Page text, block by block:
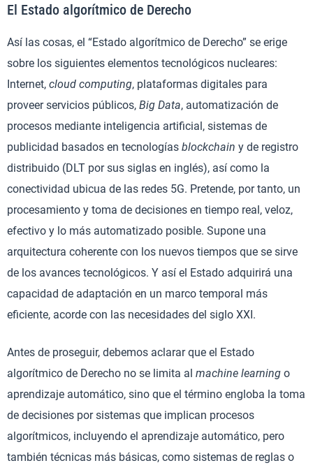
El Estado algorítmico de Derecho
Así las cosas, el “Estado algorítmico de Derecho” se erige
sobre los siguientes elementos tecnológicos nucleares:
Internet, cloud computing, plataformas digitales para
proveer servicios públicos, Big Data, automatización de
procesos mediante inteligencia artificial, sistemas de
publicidad basados en tecnologías blockchain y de registro
distribuido (DLT por sus siglas en inglés), así como la
conectividad ubicua de las redes 5G. Pretende, por tanto, un
procesamiento y toma de decisiones en tiempo real, veloz,
efectivo y lo más automatizado posible. Supone una
arquitectura coherente con los nuevos tiempos que se sirve
de los avances tecnológicos. Y así el Estado adquirirá una
capacidad de adaptación en un marco temporal más
eficiente, acorde con las necesidades del siglo XXI.
Antes de proseguir, debemos aclarar que el Estado
algorítmico de Derecho no se limita al machine learning o
aprendizaje automático, sino que el término engloba la toma
de decisiones por sistemas que implican procesos
algorítmicos, incluyendo el aprendizaje automático, pero
también técnicas más básicas, como sistemas de reglas o